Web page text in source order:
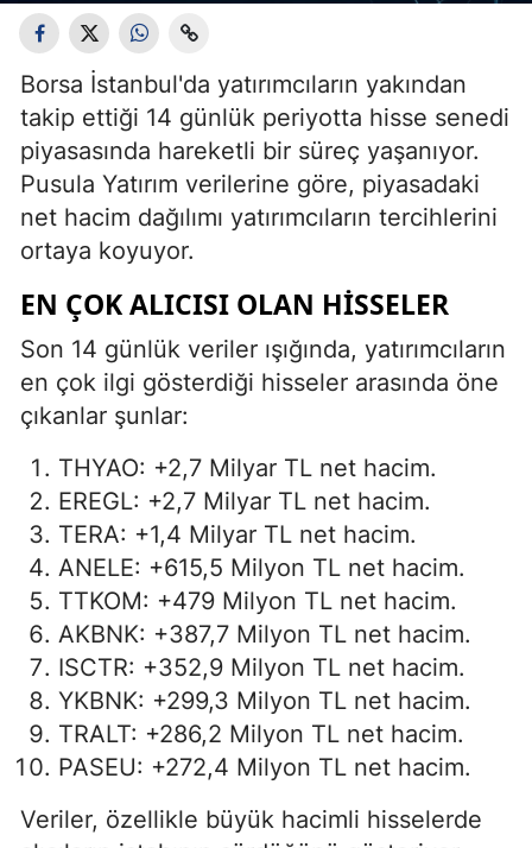
Borsa İstanbul'da yatırımcıların yakından
takip ettiği 14 günlük periyotta hisse senedi
piyasasında hareketli bir süreç yaşanıyor.
Pusula Yatırım verilerine göre, piyasadaki
net hacim dağılımı yatırımcıların tercihlerini
ortaya koyuyor.
EN ÇOK ALICISI OLAN HISSELER
Son 14 günlük veriler ışığında, yatırımcıların
en çok ilgi gösterdiği hisseler arasında öne
çıkanlar şunlar:
THYAO: +2,7 Milyar TL net hacim.
EREGL: +2,7 Milyar TL net hacim.
TERA: +1,4 Milyar TL net hacim.
ANELE: +615,5 Milyon TL net hacim.
TTKOM: +479 Milyon TL net hacim.
AKBNK: +387,7 Milyon TL net hacim.
ISCTR: +352,9 Milyon TL net hacim.
YKBNK: +299,3 Milyon TL net hacim.
TRALT: +286,2 Milyon TL net hacim.
PASEU: +272,4 Milyon TL net hacim.
Veriler, özellikle büyük hacimli hisselerde